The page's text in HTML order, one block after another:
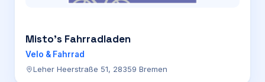
Misto’s Fahrradladen
Velo & Fahrrad
Leher Heerstraße 51, 28359 Bremen